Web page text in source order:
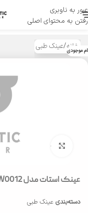
عبور به ناوبری
رفتن به محتوای اصلی
منو
خانه/عینک طبی موجودی
بزرگنمایی تصویر
عینک استات مدل TW0012
دسته‌بندی عینک طبی